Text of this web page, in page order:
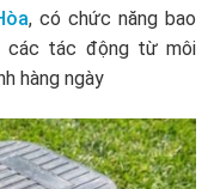
, có chức năng bao
các tác động từ môi
hàng ngày